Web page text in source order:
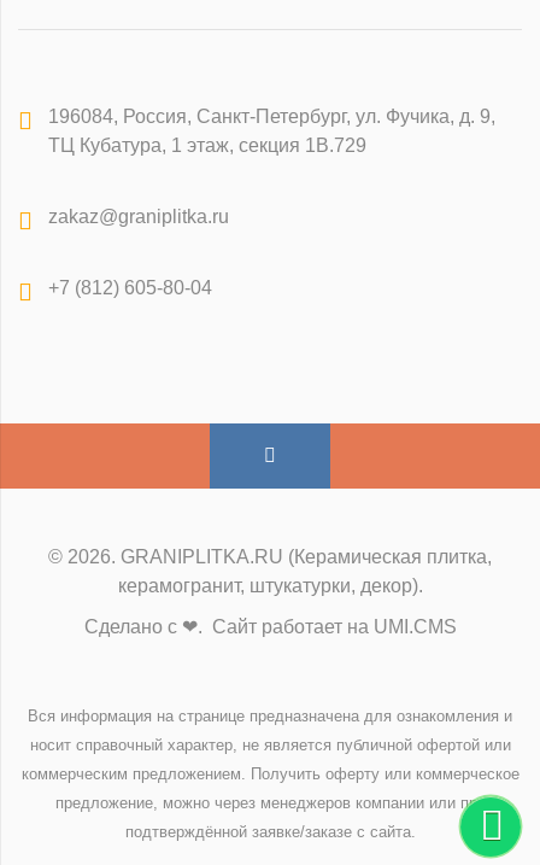
196084, Россия, Санкт-Петербург, ул. Фучика, д. 9,
ТЦ Кубатура, 1 этаж, секция 1В.729
zakaz@graniplitka.ru
+7 (812) 605-80-04
© 2026. GRANIPLITKA.RU (Керамическая плитка,
керамогранит, штукатурки, декор).
Сделано с ❤. Сайт работает на UMI.CMS
Вся информация на странице предназначена для ознакомления и
носит справочный характер, не является публичной офертой или
коммерческим предложением. Получить оферту или коммерческое
предложение, можно через менеджеров компании или при
подтверждённой заявке/заказе с сайта.